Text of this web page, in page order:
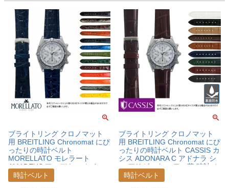
ブライトリング クロノマット
用 BREITLING Chronomat にぴ
ったりの時計ベルト
MORELLATO モレラート
AMADEUS アマデウス カイマ
ンクロコ ワニ革 時計ベルト
U0518052BRECNM
時計ベルト
ブライトリング クロノマット
用 BREITLING Chronomat にぴ
ったりの時計ベルト CASSIS カ
シス ADONARA C アドナラ シ
ー アリゲーター ワニ革 時計ベ
ルト U1017A70BRECNM
時計ベルト